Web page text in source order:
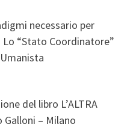
necessario per
Lo “Stato Coordinatore”
del libro L’ALTRA
Galloni – Milano